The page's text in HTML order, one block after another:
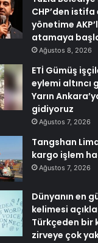
CHP’den
yönetime
atamaya
Ağustos 8, 2026
ETİ Gümüş
eylemi altıncı
Yarın
gidiyoruz
Ağustos 7, 2026
Tangshan
kargo işlem
Ağustos 7, 2026
Dünyanın en
kelimesi
Türkçeden bir
zirveye çok